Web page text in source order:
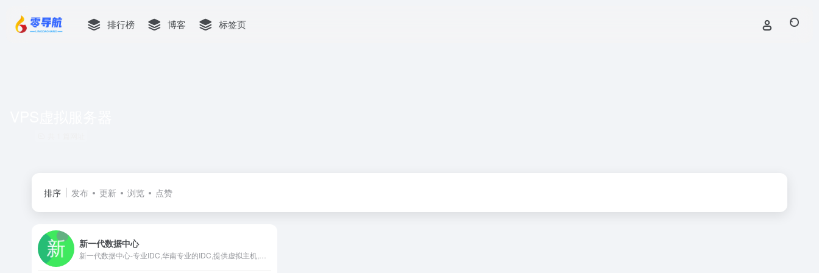
排行榜 博客 标签页
排序 发布 更新 浏览 点赞
新一代数据中心